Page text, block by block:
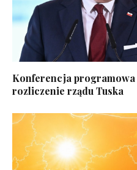
Konferencja programowa
rozliczenie rządu Tuska